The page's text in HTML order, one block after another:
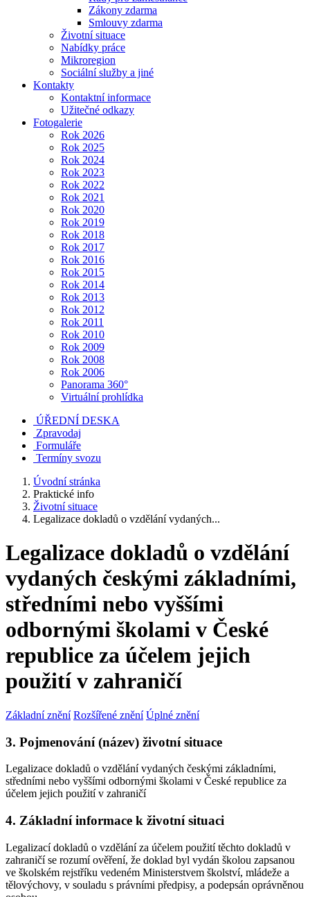
Zákony zdarma
Smlouvy zdarma
Životní situace
Nabídky práce
Mikroregion
Sociální služby a jiné
Kontakty
Kontaktní informace
Užitečné odkazy
Fotogalerie
Rok 2026
Rok 2025
Rok 2024
Rok 2023
Rok 2022
Rok 2021
Rok 2020
Rok 2019
Rok 2018
Rok 2017
Rok 2016
Rok 2015
Rok 2014
Rok 2013
Rok 2012
Rok 2011
Rok 2010
Rok 2009
Rok 2008
Rok 2006
Panorama 360°
Virtuální prohlídka
ÚŘEDNÍ DESKA
Zpravodaj
Formuláře
Termíny svozu
Úvodní stránka
Praktické info
Životní situace
Legalizace dokladů o vzdělání vydaných...
Legalizace dokladů o vzdělání
vydaných českými základními,
středními nebo vyššími
odbornými školami v České
republice za účelem jejich
použití v zahraničí
Základní znění Rozšířené znění Úplné znění
3. Pojmenování (název) životní situace
Legalizace dokladů o vzdělání vydaných českými základními,
středními nebo vyššími odbornými školami v České republice za
účelem jejich použití v zahraničí
4. Základní informace k životní situaci
Legalizací dokladů o vzdělání za účelem použití těchto dokladů v
zahraničí se rozumí ověření, že doklad byl vydán školou zapsanou
ve školském rejstříku vedeném Ministerstvem školství, mládeže a
tělovýchovy, v souladu s právními předpisy, a podepsán oprávněnou